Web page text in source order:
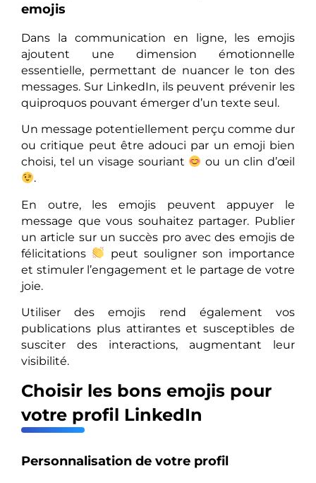
emojis
Dans la communication en ligne, les emojis
ajoutent une dimension émotionnelle
essentielle, permettant de nuancer le ton des
messages. Sur LinkedIn, ils peuvent prévenir les
quiproquos pouvant émerger d’un texte seul.
Un message potentiellement perçu comme dur
ou critique peut être adouci par un emoji bien
choisi, tel un visage souriant
ou un clin d’œil
.
En outre, les emojis peuvent appuyer le
message que vous souhaitez partager. Publier
un article sur un succès pro avec des emojis de
félicitations
peut souligner son importance
et stimuler l’engagement et le partage de votre
joie.
Utiliser des emojis rend également vos
publications plus attirantes et susceptibles de
susciter des interactions, augmentant leur
visibilité.
Choisir les bons emojis pour
votre profil LinkedIn
Personnalisation de votre profil